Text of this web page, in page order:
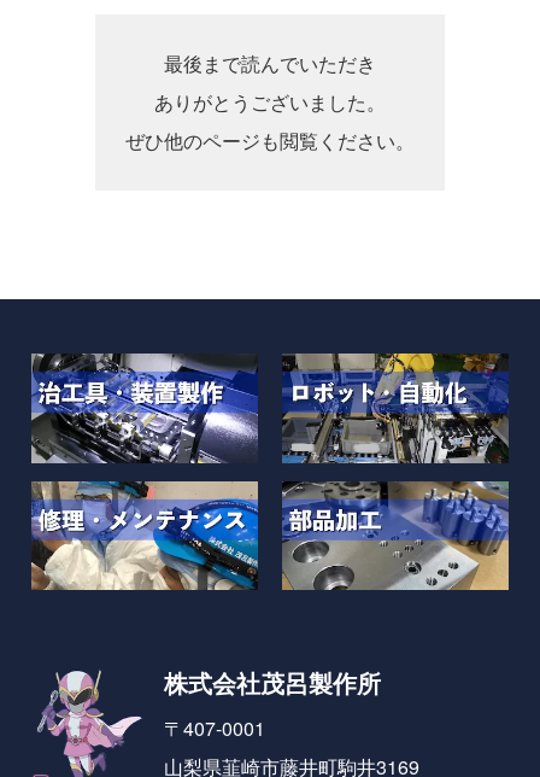
最後まで読んでいただき
ありがとうございました。
ぜひ他のページも閲覧ください。
株式会社茂呂製作所
〒407-0001
山梨県韮崎市藤井町駒井3169